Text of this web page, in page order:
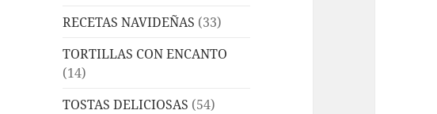
RECETAS NAVIDEÑAS (33)
TORTILLAS CON ENCANTO
(14)
TOSTAS DELICIOSAS (54)